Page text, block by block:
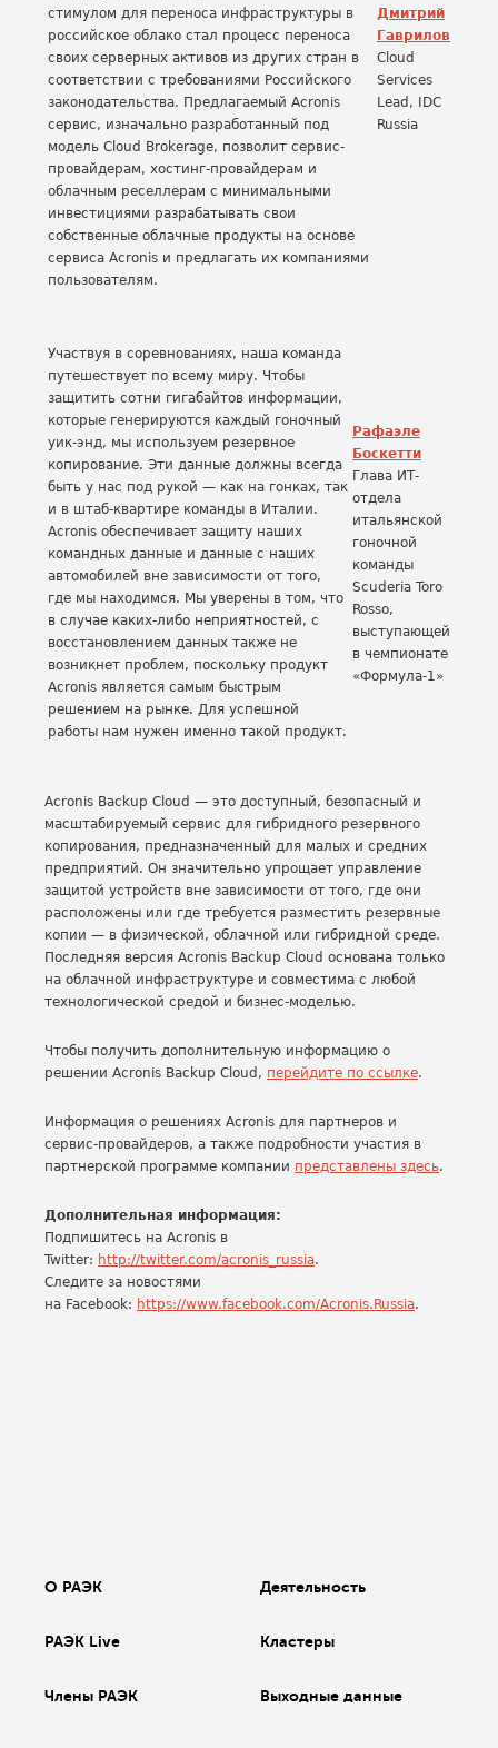
стимулом для переноса инфраструктуры в
российское облако стал процесс переноса
своих серверных активов из других стран в
соответствии с требованиями Российского
законодательства. Предлагаемый Acronis
сервис, изначально разработанный под
модель Cloud Brokerage, позволит сервис-
провайдерам, хостинг-провайдерам и
облачным реселлерам с минимальными
инвестициями разрабатывать свои
собственные облачные продукты на основе
сервиса Acronis и предлагать их компаниями
пользователям.
Дмитрий
Гаврилов
Cloud
Services
Lead, IDC
Russia
Участвуя в соревнованиях, наша команда
путешествует по всему миру. Чтобы
защитить сотни гигабайтов информации,
которые генерируются каждый гоночный
уик-энд, мы используем резервное
копирование. Эти данные должны всегда
быть у нас под рукой — как на гонках, так
и в штаб-квартире команды в Италии.
Acronis обеспечивает защиту наших
командных данные и данные с наших
автомобилей вне зависимости от того,
где мы находимся. Мы уверены в том, что
в случае каких-либо неприятностей, с
восстановлением данных также не
возникнет проблем, поскольку продукт
Acronis является самым быстрым
решением на рынке. Для успешной
работы нам нужен именно такой продукт.
Рафаэле
Боскетти
Глава ИТ-
отдела
итальянской
гоночной
команды
Scuderia Toro
Rosso,
выступающей
в чемпионате
«Формула-1»
Acronis Backup Cloud — это доступный, безопасный и
масштабируемый сервис для гибридного резервного
копирования, предназначенный для малых и средних
предприятий. Он значительно упрощает управление
защитой устройств вне зависимости от того, где они
расположены или где требуется разместить резервные
копии — в физической, облачной или гибридной среде.
Последняя версия Acronis Backup Cloud основана только
на облачной инфраструктуре и совместима с любой
технологической средой и бизнес-моделью.
Чтобы получить дополнительную информацию о
решении Acronis Backup Cloud, перейдите по ссылке.
Информация о решениях Acronis для партнеров и
сервис-провайдеров, а также подробности участия в
партнерской программе компании представлены здесь.
Дополнительная информация:
Подпишитесь на Acronis в
Twitter: http://twitter.com/acronis_russia.
Следите за новостями
на Facebook: https://www.facebook.com/Acronis.Russia.
О РАЭК Деятельность
РАЭК Live Кластеры
Члены РАЭК Выходные данные